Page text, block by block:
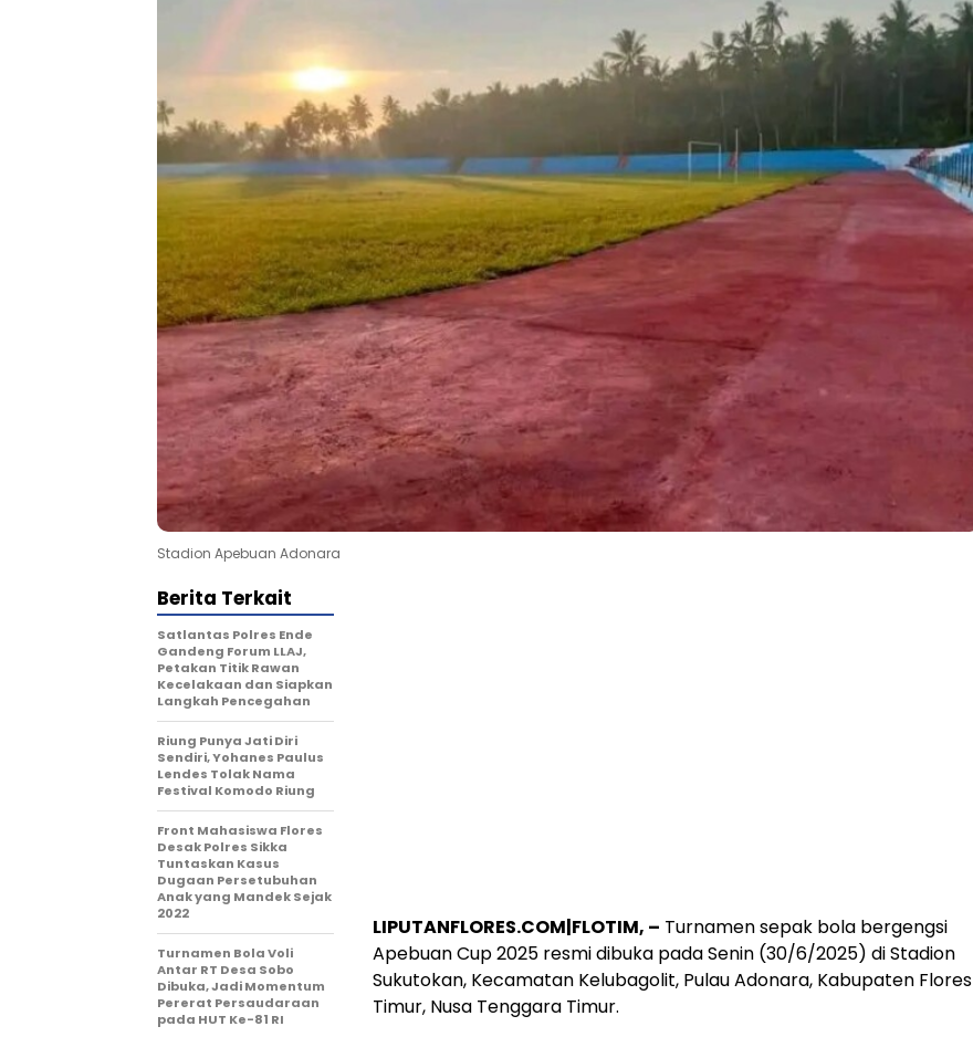
Stadion Apebuan Adonara
LIPUTANFLORES.COM|FLOTIM, – Turnamen sepak bola bergengsi
Apebuan Cup 2025 resmi dibuka pada Senin (30/6/2025) di Stadion
Sukutokan, Kecamatan Kelubagolit, Pulau Adonara, Kabupaten Flores
Timur, Nusa Tenggara Timur.
Berita Terkait
Satlantas Polres Ende
Gandeng Forum LLAJ,
Petakan Titik Rawan
Kecelakaan dan Siapkan
Langkah Pencegahan
Riung Punya Jati Diri
Sendiri, Yohanes Paulus
Lendes Tolak Nama
Festival Komodo Riung
Front Mahasiswa Flores
Desak Polres Sikka
Tuntaskan Kasus
Dugaan Persetubuhan
Anak yang Mandek Sejak
2022
Turnamen Bola Voli
Antar RT Desa Sobo
Dibuka, Jadi Momentum
Pererat Persaudaraan
pada HUT Ke-81 RI